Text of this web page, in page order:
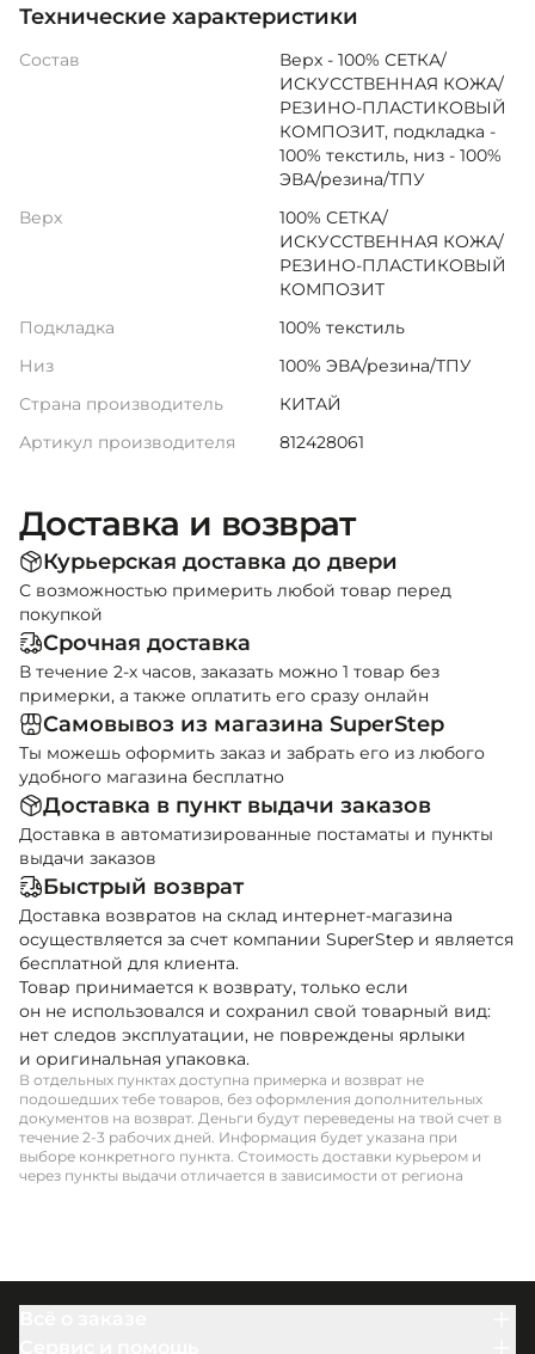
Технические характеристики
Состав
Верх - 100% СЕТКА/
ИСКУССТВЕННАЯ КОЖА/
РЕЗИНО-ПЛАСТИКОВЫЙ
КОМПОЗИТ, подкладка -
100% текстиль, низ - 100%
ЭВА/резина/ТПУ
Верх
100% СЕТКА/
ИСКУССТВЕННАЯ КОЖА/
РЕЗИНО-ПЛАСТИКОВЫЙ
КОМПОЗИТ
Подкладка
100% текстиль
Низ
100% ЭВА/резина/ТПУ
Страна производитель
КИТАЙ
Артикул производителя
812428061
Доставка и возврат
Курьерская доставка до двери
С возможностью примерить любой товар перед
покупкой
Срочная доставка
В течение 2-х часов, заказать можно 1 товар без
примерки, а также оплатить его сразу онлайн
Самовывоз из магазина SuperStep
Ты можешь оформить заказ и забрать его из любого
удобного магазина бесплатно
Доставка в пункт выдачи заказов
Доставка в автоматизированные постаматы и пункты
выдачи заказов
Быстрый возврат
Доставка возвратов на склад интернет-магазина
осуществляется за счет компании SuperStep и является
бесплатной для клиента.
Товар принимается к возврату, только если
он не использовался и сохранил свой товарный вид:
нет следов эксплуатации, не повреждены ярлыки
и оригинальная упаковка.
В отдельных пунктах доступна примерка и возврат не
подошедших тебе товаров, без оформления дополнительных
документов на возврат. Деньги будут переведены на твой счет в
течение 2-3 рабочих дней. Информация будет указана при
выборе конкретного пункта. Стоимость доставки курьером и
через пункты выдачи отличается в зависимости от региона